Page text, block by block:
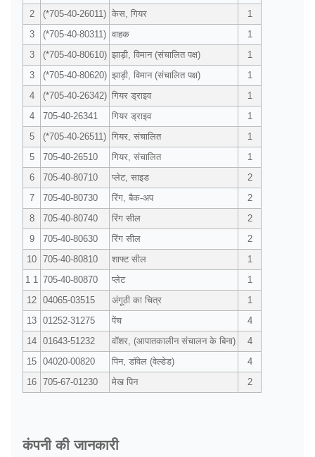
2
(*705-40-26011) केस, गियर
1
3
(*705-40-80311) वाहक
1
3
(*705-40-80610) झाड़ी, विमान (संचालित पक्ष)
1
3
(*705-40-80620) झाड़ी, विमान (संचालित पक्ष)
1
4
(*705-40-26342) गियर ड्राइव
1
4
705-40-26341 गियर ड्राइव
1
5
(*705-40-26511) गियर, संचालित
1
5
705-40-26510 गियर, संचालित
1
6
705-40-80710 प्लेट, साइड
2
7
705-40-80730 रिंग, बैक-अप
2
8
705-40-80740 रिंग सील
2
9
705-40-80630 रिंग सील
2
10 705-40-80810 शाफ्ट सील
1
1 1 705-40-80870 प्लेट
1
12 04065-03515 अंगूठी का चित्र
1
13 01252-31275 पेंच
4
14 01643-51232 वॉशर, (आपातकालीन संचालन के बिना)
4
15 04020-00820 पिन, डॉवेल (वेल्डेड)
4
16 705-67-01230 मेख पिन 2
कंपनी की जानकारी